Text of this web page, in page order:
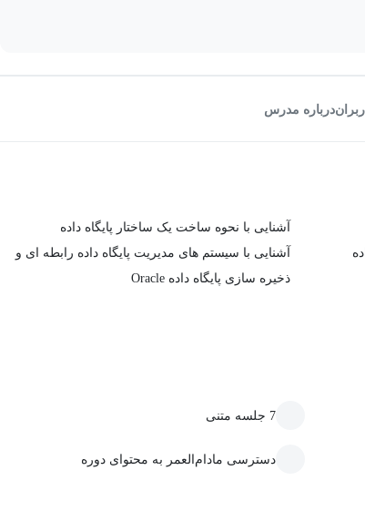
درباره مدرس
آشنایی با نحوه ساخت یک ساختار پایگاه داده
آشنایی با سیستم های مدیریت پایگاه داده رابطه ای و
ذخیره سازی پایگاه داده Oracle
7 جلسه متنی
دسترسی مادام‌العمر به محتوای دوره